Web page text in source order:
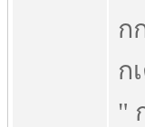
ก
ก
"